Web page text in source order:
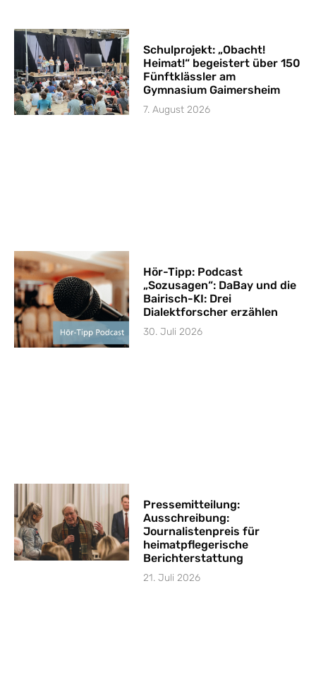
Schulprojekt: „Obacht!
Heimat!“ begeistert über 150
Fünftklässler am
Gymnasium Gaimersheim
7. August 2026
Hör-Tipp: Podcast
„Sozusagen“: DaBay und die
Bairisch-KI: Drei
Dialektforscher erzählen
30. Juli 2026
Pressemitteilung:
Ausschreibung:
Journalistenpreis für
heimatpflegerische
Berichterstattung
21. Juli 2026